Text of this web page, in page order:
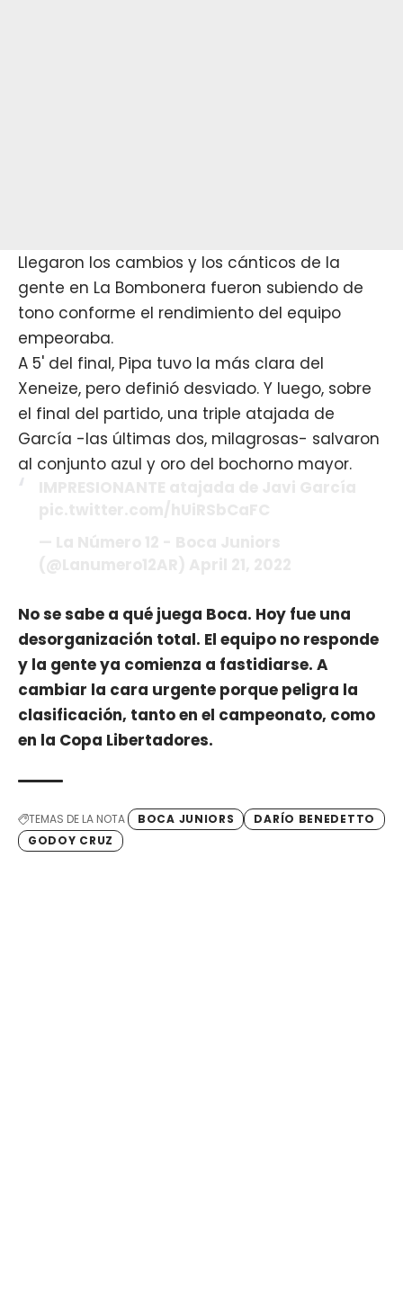
Llegaron los cambios y los cánticos de la
gente en La Bombonera fueron subiendo de
tono conforme el rendimiento del equipo
empeoraba.
A 5' del final, Pipa tuvo la más clara del
Xeneize, pero definió desviado. Y luego, sobre
el final del partido, una triple atajada de
García -las últimas dos, milagrosas- salvaron
al conjunto azul y oro del bochorno mayor.
No se sabe a qué juega Boca. Hoy fue una
desorganización total. El equipo no responde
y la gente ya comienza a fastidiarse. A
cambiar la cara urgente porque peligra la
clasificación, tanto en el campeonato, como
en la Copa Libertadores.
TEMAS DE LA NOTA BOCA JUNIORS
DARÍO BENEDETTO
GODOY CRUZ